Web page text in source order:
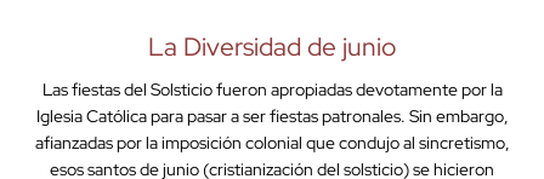
La Diversidad de junio
Las fiestas del Solsticio fueron apropiadas devotamente por la
Iglesia Católica para pasar a ser fiestas patronales. Sin embargo,
afianzadas por la imposición colonial que condujo al sincretismo,
esos santos de junio (cristianización del solsticio) se hicieron